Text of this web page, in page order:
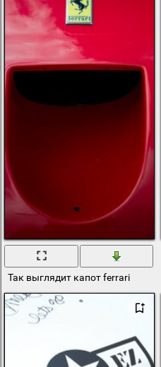
Так выглядит капот ferrari